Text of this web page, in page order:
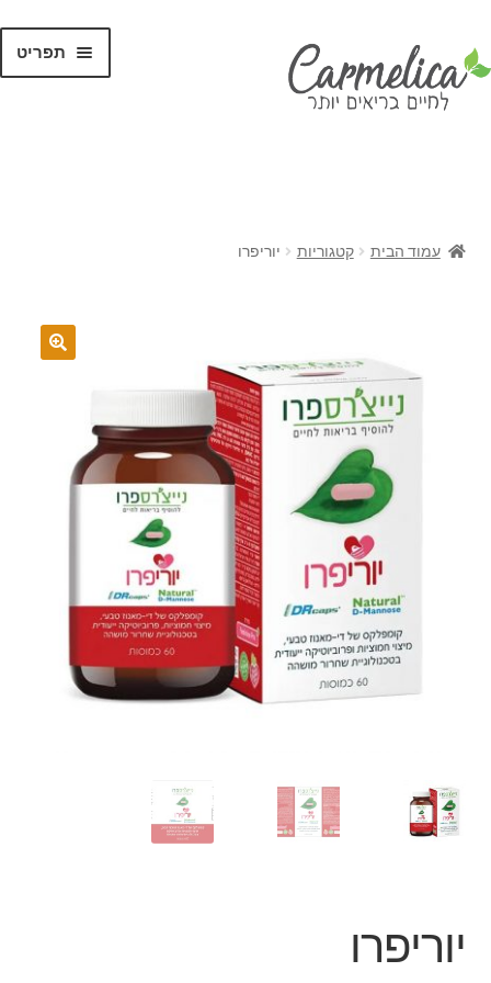
תפריט
עמוד הבית קטגוריות יוריפרו
יוריפרו